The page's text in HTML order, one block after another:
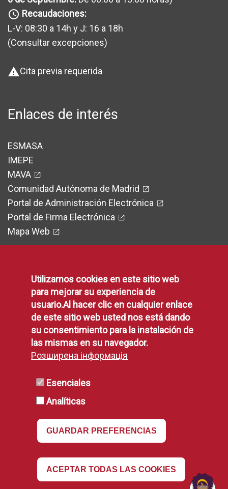
query_builder Recaudaciones:
L-V: 08:30 a 14h y J: 16 a 18h
(Consultar excepciones)
warningCita previa requerida
Enlaces de interés
ESMASA
IMEPE
MAVA
Comunidad Autónoma de Madrid
Portal de Administración Electrónica
Portal de Firma Electrónica
Mapa Web
Legal
Protección de Datos
Política de Privacidad
Aviso Legal
Disponibilidad
Declaración de Accesibilidad
Política de Cookies
Utilizamos cookies en este sitio web
para mejorar su experiencia de
usuario.Al hacer clic en cualquier enlace
de este sitio web usted nos está dando
su consentimiento para la instalación de
las mismas en su navegador.
Розширена інформація
Esenciales
Analíticas
GUARDAR PREFERENCIAS
ACEPTAR TODAS LAS COOKIES